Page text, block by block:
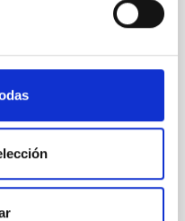
primeras redes de
(IAC). Tenerife y
de los